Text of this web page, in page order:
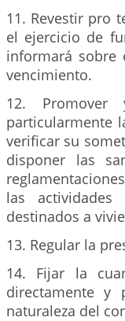
11. Revestir pro
el ejercicio de
informará sobre
vencimiento.
12.
particularmente
verificar su
disponer las
las
destinados a
13. Regular la
14. Fijar la
directamente y
naturaleza del